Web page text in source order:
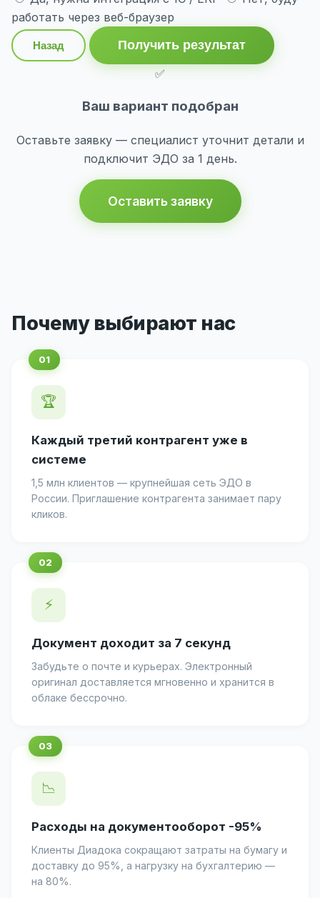
работать через веб-браузер
Назад
Получить результат
✅
Ваш вариант подобран
Оставьте заявку — специалист уточнит детали и
подключит ЭДО за 1 день.
Оставить заявку
Почему выбирают нас
🏆
Каждый третий контрагент уже в
системе
1,5 млн клиентов — крупнейшая сеть ЭДО в
России. Приглашение контрагента занимает пару
кликов.
⚡
Документ доходит за 7 секунд
Забудьте о почте и курьерах. Электронный
оригинал доставляется мгновенно и хранится в
облаке бессрочно.
📉
Расходы на документооборот -95%
Клиенты Диадока сокращают затраты на бумагу и
доставку до 95%, а нагрузку на бухгалтерию —
на 80%.